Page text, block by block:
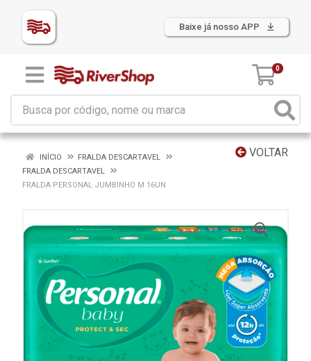
Baixe já nosso APP
0
VOLTAR
INÍCIO
FRALDA DESCARTAVEL
FRALDA DESCARTAVEL
FRALDA PERSONAL JUMBINHO M 16UN